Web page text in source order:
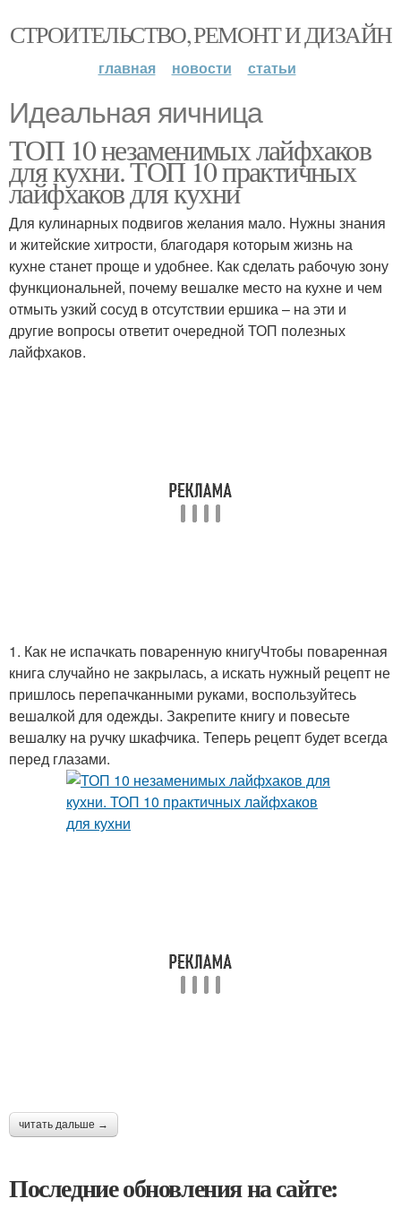
СТРОИТЕЛЬСТВО, РЕМОНТ И ДИЗАЙН
главная новости статьи
Идеальная яичница
ТОП 10 незаменимых лайфхаков
для кухни. ТОП 10 практичных
лайфхаков для кухни
Для кулинарных подвигов желания мало. Нужны знания
и житейские хитрости, благодаря которым жизнь на
кухне станет проще и удобнее. Как сделать рабочую зону
функциональней, почему вешалке место на кухне и чем
отмыть узкий сосуд в отсутствии ершика – на эти и
другие вопросы ответит очередной ТОП полезных
лайфхаков.
1. Как не испачкать поваренную книгуЧтобы поваренная
книга случайно не закрылась, а искать нужный рецепт не
пришлось перепачканными руками, воспользуйтесь
вешалкой для одежды. Закрепите книгу и повесьте
вешалку на ручку шкафчика. Теперь рецепт будет всегда
перед глазами.
читать дальше →
Последние обновления на сайте: